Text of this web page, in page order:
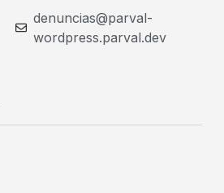
denuncias@parval-
wordpress.parval.dev